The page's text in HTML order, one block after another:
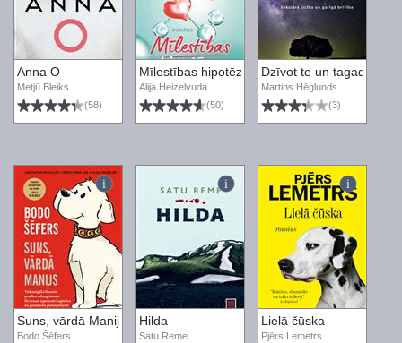
Anna O
Metjū Bleiks
(58)
Mīlestības hipotēze
Alija Heizelvuda
(50)
Dzīvot te un tagad.
Martins Hēglunds
(3)
Suns, vārdā Manijs. Veiksmīgākā finanšu pratības rokasgrāmata.
Bodo Šēfers
Hilda
Satu Reme
Lielā čūska
Pjērs Lemetrs